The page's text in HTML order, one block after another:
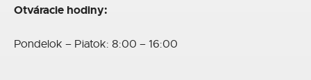
Otváracie hodiny:
Pondelok – Piatok: 8:00 – 16:00